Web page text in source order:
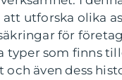
utforska olika
för
typer som finns
även dess